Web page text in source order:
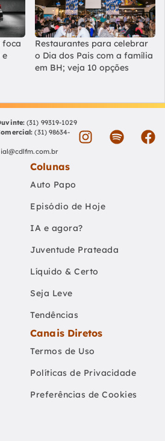
foca
e
Restaurantes para celebrar
o Dia dos Pais com a família
em BH; veja 10 opções
(31) 99319-1029
(31) 98634-
Colunas
Auto Papo
Episódio de Hoje
IA e agora?
Juventude Prateada
Líquido & Certo
Seja Leve
Tendências
Canais Diretos
Termos de Uso
Políticas de Privacidade
Preferências de Cookies